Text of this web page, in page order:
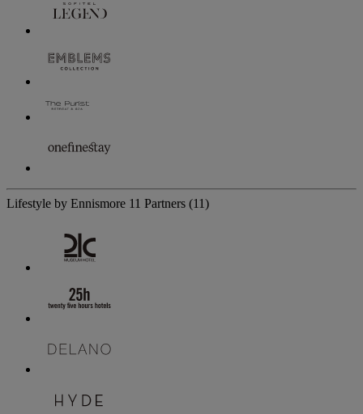
Lifestyle by Ennismore 11 Partners (11)